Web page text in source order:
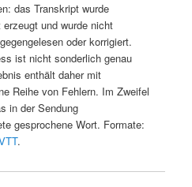
das Transkript wurde
und wurde nicht
oder korrigiert.
ist nicht sonderlich genau
enthält daher mit
Reihe von Fehlern. Im Zweifel
in der Sendung
gesprochene Wort. Formate:
.